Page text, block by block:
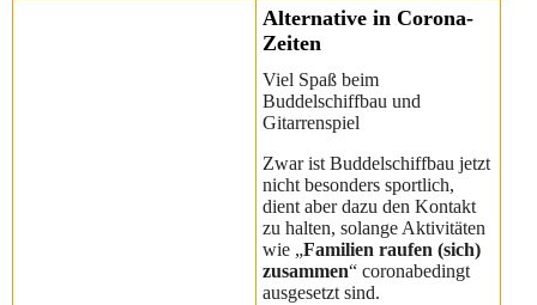
Alternative in Corona-
Zeiten
Viel Spaß beim
Buddelschiffbau und
Gitarrenspiel
Zwar ist Buddelschiffbau jetzt
nicht besonders sportlich,
dient aber dazu den Kontakt
zu halten, solange Aktivitäten
wie „Familien raufen (sich)
zusammen“ coronabedingt
ausgesetzt sind.